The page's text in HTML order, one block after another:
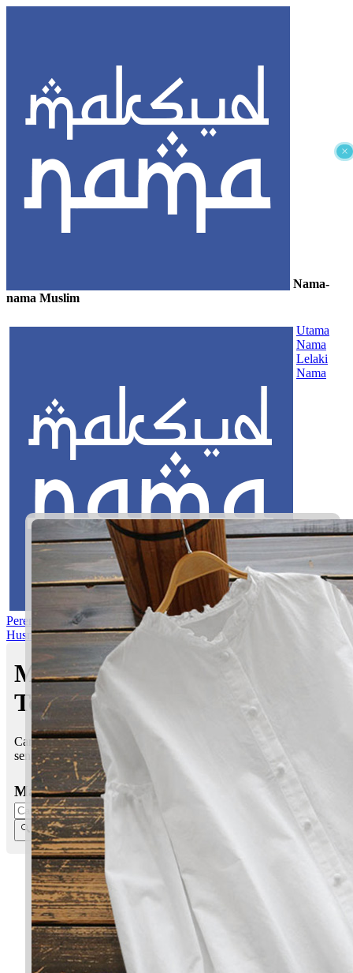
×
Nama-
nama Muslim
Utama
Nama
Lelaki
Nama
Perempuan Nama Pilihan Nama Gabungan
Husna Mom's Club
Maksud Nama Dalam Islam -
Terkini dan Popular
Cari maksud nama bayi lelaki dan perempuan Muslim dan
senarai nama-nama pilihan yang unik dan terbaru.
Masukkan Nama: